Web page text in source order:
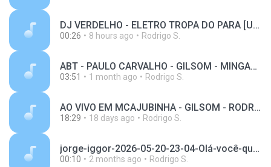
DJ VERDELHO - ELETRO TROPA DO PARA [USB 002].wav
00:26 8 hours ago Rodrigo S.
ABT - PAULO CARVALHO - GILSOM - MINGAU DIA 2.mp3
03:51 1 month ago Rodrigo S.
AO VIVO EM MCAJUBINHA - GILSOM - RODRIGO CIBERNETICO.mp3
18:29 18 days ago Rodrigo S.
jorge-iggor-2026-05-20-23-04-Olá-você-que-se-liga-aqui-com-agente-,-estamos-d.mp3
00:10 2 months ago Rodrigo S.